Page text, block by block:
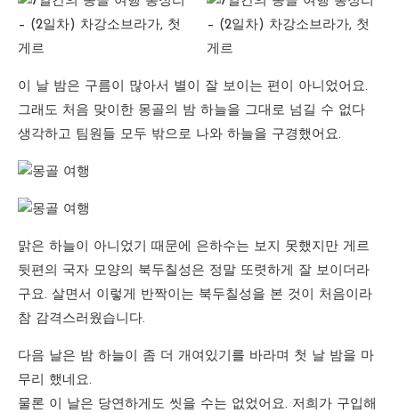
이 날 밤은 구름이 많아서 별이 잘 보이는 편이 아니었어요.
그래도 처음 맞이한 몽골의 밤 하늘을 그대로 넘길 수 없다
생각하고 팀원들 모두 밖으로 나와 하늘을 구경했어요.
맑은 하늘이 아니었기 때문에 은하수는 보지 못했지만 게르
뒷편의 국자 모양의 북두칠성은 정말 또렷하게 잘 보이더라
구요. 살면서 이렇게 반짝이는 북두칠성을 본 것이 처음이라
참 감격스러웠습니다.
다음 날은 밤 하늘이 좀 더 개여있기를 바라며 첫 날 밤을 마
무리 했네요.
물론 이 날은 당연하게도 씻을 수는 없었어요. 저희가 구입해